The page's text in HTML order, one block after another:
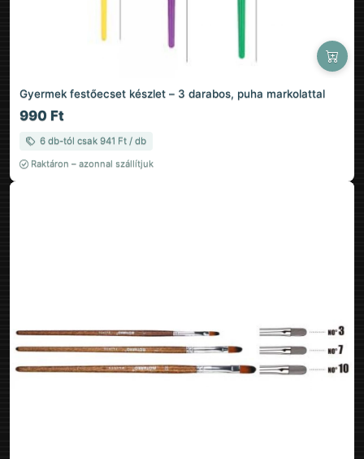
Gyermek festőecset készlet – 3 darabos, puha markolattal
990 Ft
6 db-tól csak 941 Ft / db
Raktáron – azonnal szállítjuk